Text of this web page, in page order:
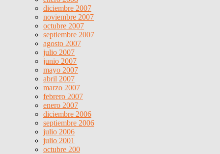
diciembre 2007
noviembre 2007
octubre 2007
septiembre 2007
agosto 2007
julio 2007
junio 2007
mayo 2007
abril 2007
marzo 2007
febrero 2007
enero 2007
diciembre 2006
septiembre 2006
julio 2006
julio 2001
octubre 200